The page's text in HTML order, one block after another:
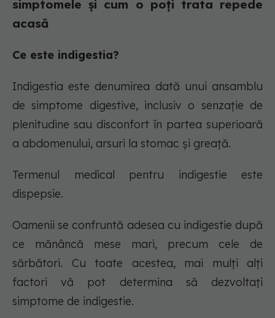
simptomele și cum o poți trata repede
acasă
Ce este indigestia?
Indigestia este denumirea dată unui ansamblu
de simptome digestive, inclusiv o senzație de
plenitudine sau disconfort în partea superioară
a abdomenului, arsuri la stomac și greață.
Termenul medical pentru indigestie este
dispepsie.
Oamenii se confruntă adesea cu indigestie după
ce mănâncă mese mari, precum cele de
sărbători. Cu toate acestea, mai mulți alți
factori vă pot determina să dezvoltați
simptome de indigestie.